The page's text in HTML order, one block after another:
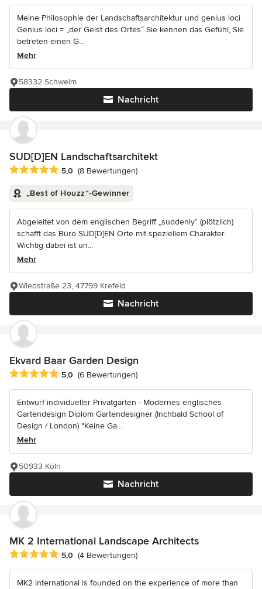
Meine Philosophie der Landschaftsarchitektur und genius loci
Genius loci = „der Geist des Ortes“ Sie kennen das Gefühl, Sie
betreten einen G...
Mehr
Nachricht
58332 Schwelm
SUD[D]EN Landschaftsarchitekt
Durchschnittliche Bewertung: 5 von 5 Sternen
5,0 (8 Bewertungen)
„Best of Houzz“-Gewinner
Abgeleitet von dem englischen Begriff „suddenly“ (plötzlich)
schafft das Büro SUD[D]EN Orte mit speziellem Charakter.
Wichtig dabei ist un...
Mehr
Nachricht
Wiedstraße 23, 47799 Krefeld
Ekvard Baar Garden Design
Durchschnittliche Bewertung: 5 von 5 Sternen
5,0 (6 Bewertungen)
Entwurf individueller Privatgärten - Modernes englisches
Gartendesign Diplom Gartendesigner (Inchbald School of
Design / London) "Keine Ga...
Mehr
Nachricht
50933 Köln
MK 2 International Landscape Architects
Durchschnittliche Bewertung: 5 von 5 Sternen
5,0 (4 Bewertungen)
MK2 international is founded on the experience of more than